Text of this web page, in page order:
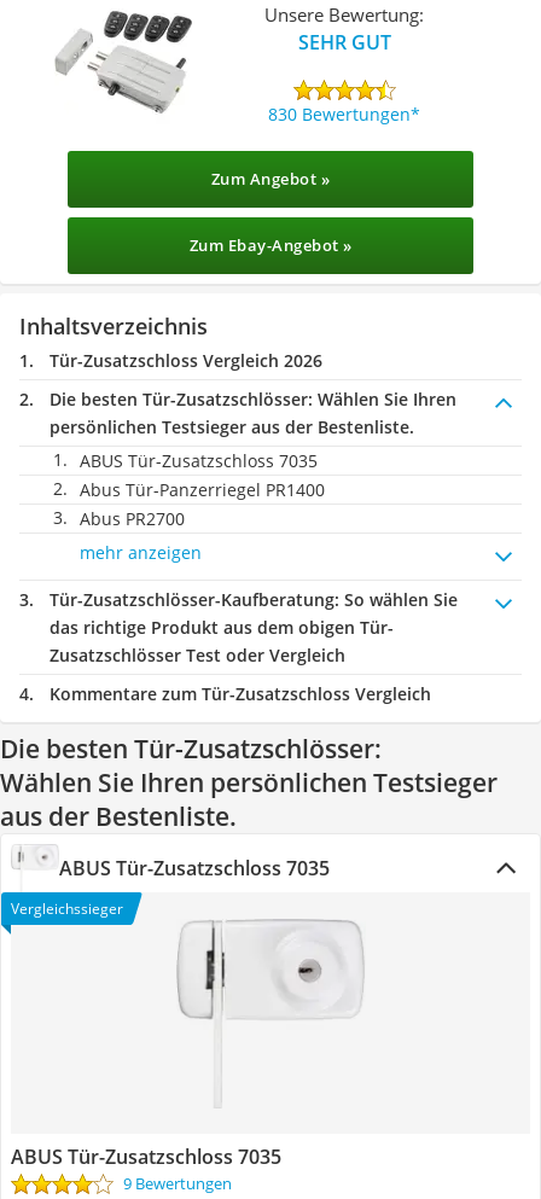
Unsere Bewertung:
SEHR GUT
830 Bewertungen
Zum Angebot »
Zum Ebay-Angebot »
Inhaltsverzeichnis
Tür-Zusatzschloss Vergleich 2026
Die besten Tür-Zusatzschlösser: Wählen Sie Ihren
persönlichen Testsieger aus der Bestenliste.
ABUS Tür-Zusatzschloss 7035
Abus Tür-Panzerriegel PR1400
Abus PR2700
mehr anzeigen
Tür-Zusatzschlösser-Kaufberatung: So wählen Sie
das richtige Produkt aus dem obigen Tür-
Zusatzschlösser Test oder Vergleich
Kommentare zum Tür-Zusatzschloss Vergleich
Die besten Tür-Zusatzschlösser:
Wählen Sie Ihren persönlichen Testsieger
aus der Bestenliste.
ABUS Tür-Zusatzschloss 7035
Vergleichssieger
ABUS Tür-Zusatzschloss 7035
9 Bewertungen